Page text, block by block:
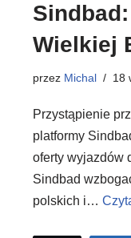
Wielkiej
przez Michal 18
Przystąpienie
platformy
oferty wyjazdów
Sindbad
polskich i…